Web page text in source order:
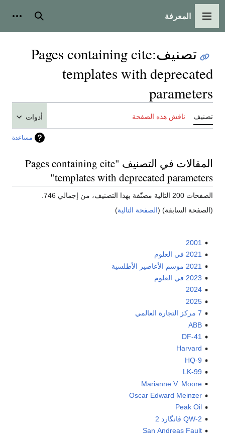
القائمة الرئيسية
المعرفة بحث
تصنيف:
Pages containing cite
templates with deprecated
parameters
تصنيف ناقش هذه الصفحة أدوات
مساعدة
المقالات في التصنيف "Pages containing cite
templates with deprecated parameters"
الصفحات 200 التالية مصنّفة بهذا التصنيف، من إجمالي 746.
(الصفحة السابقة) (الصفحة التالية)
2001
2021 في العلوم
2021 موسم الأعاصير الأطلسية
2023 في العلوم
2024
2025
7 مركز التجارة العالمي
ABB
DF-41
Harvard
HQ-9
LK-99
Marianne V. Moore
Oscar Edward Meinzer
Peak Oil
QW-2 ڤانگارد 2
San Andreas Fault